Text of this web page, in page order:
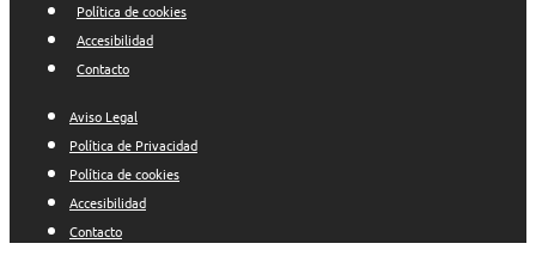
Política de cookies
Accesibilidad
Contacto
Aviso Legal
Política de Privacidad
Política de cookies
Accesibilidad
Contacto